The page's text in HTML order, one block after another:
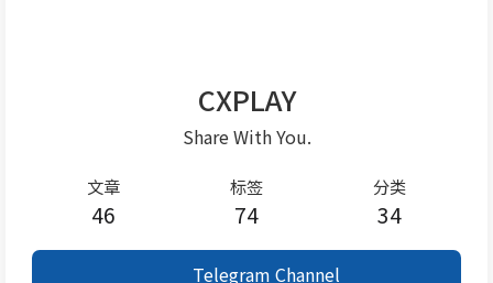
CXPLAY
Share With You.
文章
46
标签
74
分类
34
Telegram Channel